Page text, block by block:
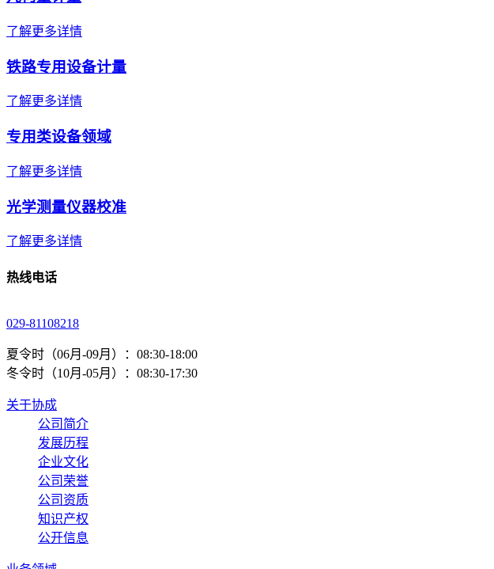
了解更多详情
铁路专用设备计量
了解更多详情
专用类设备领域
了解更多详情
光学测量仪器校准
了解更多详情
热线电话
029-81108218
夏令时（06月-09月）：08:30-18:00
冬令时（10月-05月）：08:30-17:30
关于协成
公司简介
发展历程
企业文化
公司荣誉
公司资质
知识产权
公开信息